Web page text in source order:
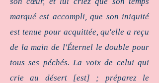
marqué est accompli, que son iniquité
est tenue pour acquittée, qu'elle a reçu
de la main de l'Éternel le double pour
tous ses péchés. La voix de celui qui
crie au désert [est] ; préparez le